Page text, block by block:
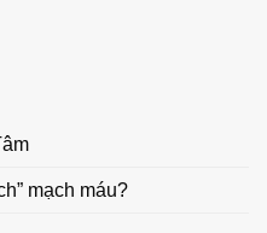
mạch máu?